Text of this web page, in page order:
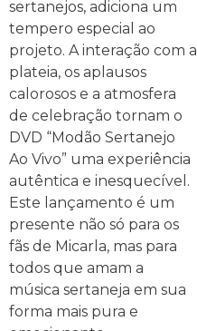
sertanejos, adiciona um
tempero especial ao
projeto. A interação com a
plateia, os aplausos
calorosos e a atmosfera
de celebração tornam o
DVD “Modão Sertanejo
Ao Vivo” uma experiência
autêntica e inesquecível.
Este lançamento é um
presente não só para os
fãs de Micarla, mas para
todos que amam a
música sertaneja em sua
forma mais pura e